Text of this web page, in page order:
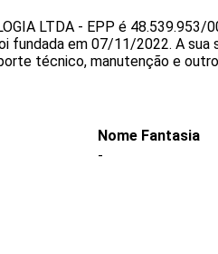
LTDA - EPP é 48.539.953/
fundada em 07/11/2022. A sua
técnico, manutenção e
Nome Fantasia
-